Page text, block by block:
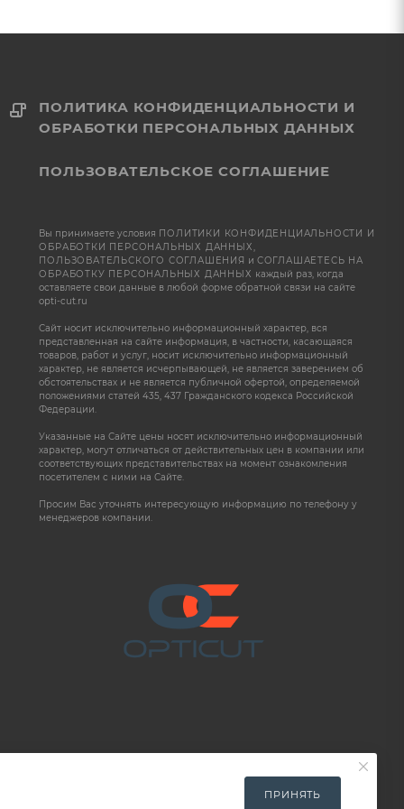
ПОЛИТИКА КОНФИДЕНЦИАЛЬНОСТИ И
ОБРАБОТКИ ПЕРСОНАЛЬНЫХ ДАННЫХ
ПОЛЬЗОВАТЕЛЬСКОЕ СОГЛАШЕНИЕ
Вы принимаете условия ПОЛИТИКИ КОНФИДЕНЦИАЛЬНОСТИ И
ОБРАБОТКИ ПЕРСОНАЛЬНЫХ ДАННЫХ,
ПОЛЬЗОВАТЕЛЬСКОГО СОГЛАШЕНИЯ и СОГЛАШАЕТЕСЬ НА
ОБРАБОТКУ ПЕРСОНАЛЬНЫХ ДАННЫХ каждый раз, когда
оставляете свои данные в любой форме обратной связи на сайте
opti-cut.ru
Сайт носит исключительно информационный характер, вся
представленная на сайте информация, в частности, касающаяся
товаров, работ и услуг, носит исключительно информационный
характер, не является исчерпывающей, не является заверением об
обстоятельствах и не является публичной офертой, определяемой
положениями статей 435, 437 Гражданского кодекса Российской
Федерации.
Указанные на Сайте цены носят исключительно информационный
характер, могут отличаться от действительных цен в компании или
соответствующих представительствах на момент ознакомления
посетителем с ними на Сайте.
Просим Вас уточнять интересующую информацию по телефону у
менеджеров компании.
ПРИНЯТЬ